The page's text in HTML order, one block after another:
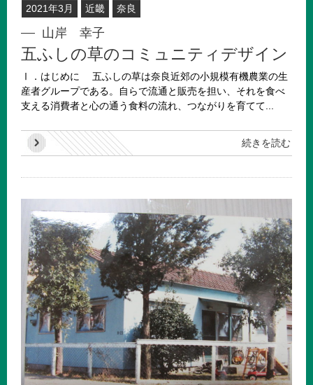
2021年3月 近畿 奈良
山岸 幸子
五ふしの草のコミュニティデザイン
Ⅰ．はじめに 五ふしの草は奈良近郊の小規模有機農業の生
産者グループである。自らで流通と販売を担い、それを食べ
支える消費者と心の通う食料の流れ、つながりを育てて...
続きを読む